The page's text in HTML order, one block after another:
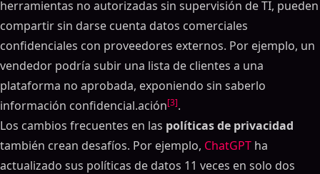
herramientas no autorizadas sin supervisión de TI, pueden
compartir sin darse cuenta datos comerciales
confidenciales con proveedores externos. Por ejemplo, un
vendedor podría subir una lista de clientes a una
plataforma no aprobada, exponiendo sin saberlo
información confidencial.ación[3].
Los cambios frecuentes en las políticas de privacidad
también crean desafíos. Por ejemplo, ChatGPT ha
actualizado sus políticas de datos 11 veces en solo dos